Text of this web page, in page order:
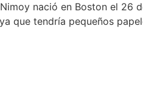
nació en Boston el 26
que tendría pequeños